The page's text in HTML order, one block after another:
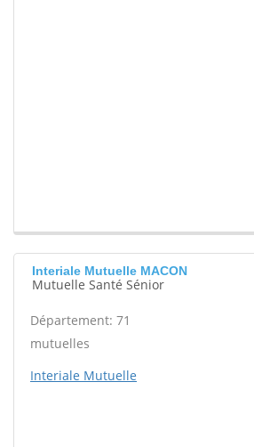
Interiale Mutuelle MACON
Mutuelle Santé Sénior
Département: 71
mutuelles
Interiale Mutuelle